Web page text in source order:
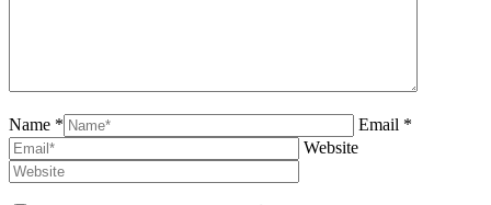
Name *
Email *
Website